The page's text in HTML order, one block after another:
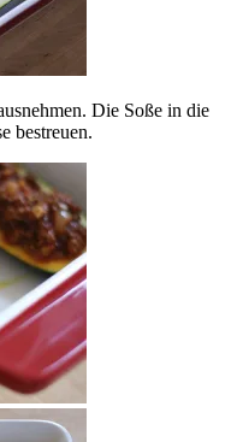
Die Soße in die
bestreuen.